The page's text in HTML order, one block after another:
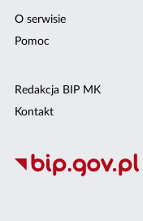
O serwisie
Pomoc
Redakcja BIP MK
Kontakt